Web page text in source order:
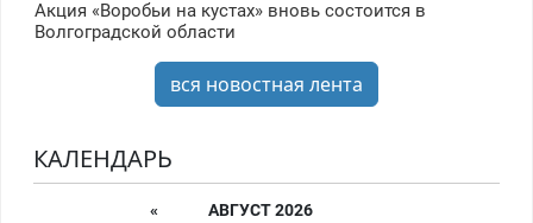
Акция «Воробьи на кустах» вновь состоится в
Волгоградской области
вся новостная лента
КАЛЕНДАРЬ
«
АВГУСТ 2026